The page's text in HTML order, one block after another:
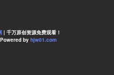
| 千万原创资源免费观看！
by hjw01.com